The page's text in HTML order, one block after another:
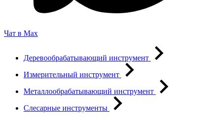
Чат в Max
Деревообрабатывающий инструмент
Измерительный инструмент
Металлообрабатывающий инструмент
Слесарные инструменты